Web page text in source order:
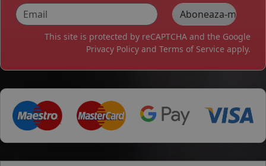
This site is protected by reCAPTCHA and the Google
Privacy Policy and Terms of Service apply.